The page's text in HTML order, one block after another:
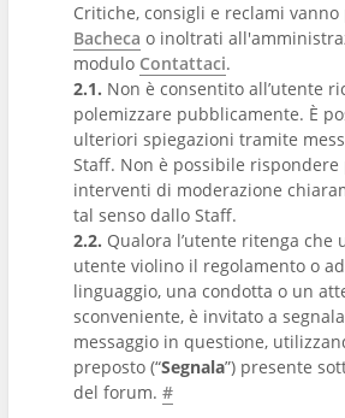
Critiche, consigli e reclami
Bacheca o inoltrati
modulo Contattaci.
2.1. Non è consentito all’utente
polemizzare pubblicamente. È
ulteriori spiegazioni tramite
Staff. Non è possibile
interventi di moderazione
tal senso dallo Staff.
2.2. Qualora l’utente ritenga che
utente violino il regolamento o
linguaggio, una condotta o un
sconveniente, è invitato a
messaggio in questione,
preposto (“Segnala”) presente
del forum. #